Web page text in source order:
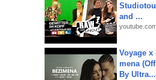
and ...
Voyage x
mena
By Ultra...